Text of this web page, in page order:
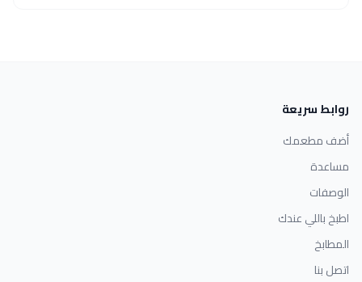
روابط سريعة
أضف مطعمك
مساعدة
الوصفات
اطبخ باللي عندك
المطابخ
اتصل بنا